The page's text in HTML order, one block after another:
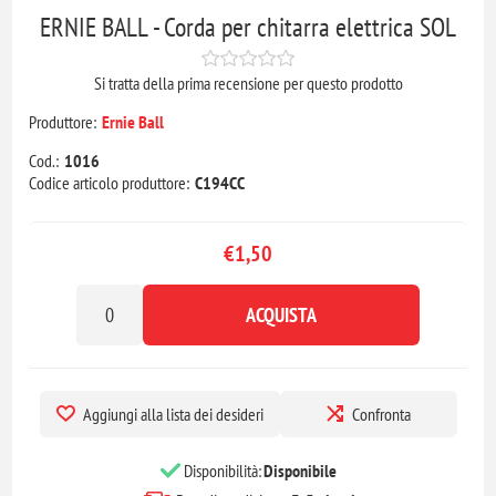
ERNIE BALL - Corda per chitarra elettrica SOL
Si tratta della prima recensione per questo prodotto
Produttore: Ernie Ball
Cod.: 1016
Codice articolo produttore: C194CC
€1,50
ACQUISTA
Aggiungi alla lista dei desideri Confronta
Disponibilità:Disponibile